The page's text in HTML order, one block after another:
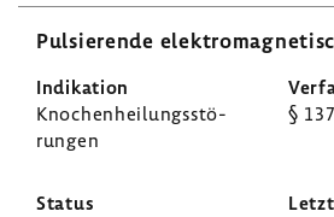
Pulsie­rende
Knochen­hei­lungs­stö­
rungen
§